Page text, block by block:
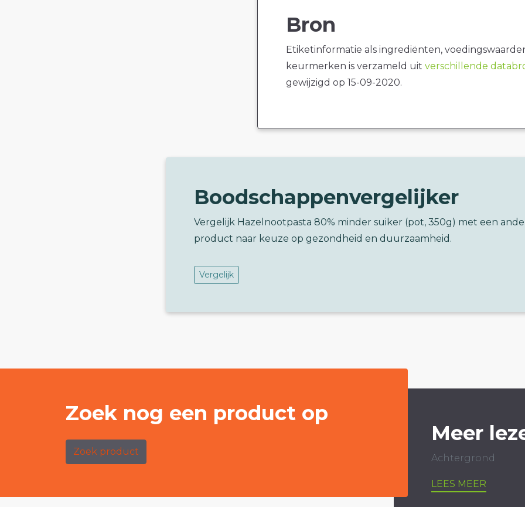
Bron
Etiketinformatie als ingrediënten,
keurmerken is verzameld uit verschillende
gewijzigd op 15-09-2020.
Boodschappenvergelijker
Vergelijk Hazelnootpasta 80% minder suiker (pot, 350g) met een
product naar keuze op gezondheid en duurzaamheid.
Vergelijk
Zoek nog een product op
Zoek product
Meer
Achtergrond
LEES MEER